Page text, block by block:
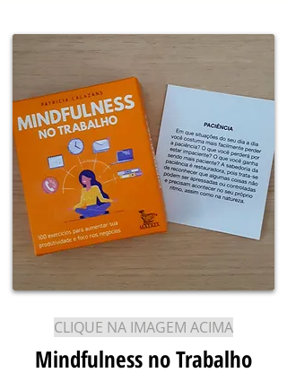
CLIQUE NA IMAGEM ACIMA
Mindfulness no Trabalho